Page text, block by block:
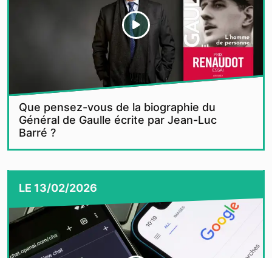
Que pensez-vous de la biographie du
Général de Gaulle écrite par Jean-Luc
Barré ?
LE 13/02/2026